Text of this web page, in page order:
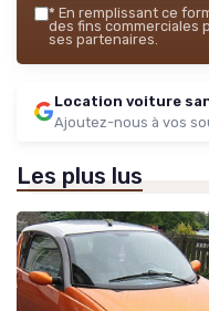
* En remplissant ce
des fins commerciales
ses partenaires.
Location voiture
Ajoutez-nous à vos
Les plus lus